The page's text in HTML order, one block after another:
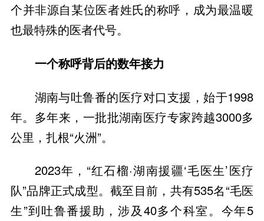
个并非源自某位医者姓氏的称呼，成为最温暖
也最特殊的医者代号。
一个称呼背后的数年接力
湖南与吐鲁番的医疗对口支援，始于1998
年。多年来，一批批湖南医疗专家跨越3000多
公里，扎根“火洲”。
2023年，“红石榴·湖南援疆‘毛医生’医疗
队”品牌正式成型。截至目前，共有535名“毛医
生”到吐鲁番援助，涉及40多个科室。今年5